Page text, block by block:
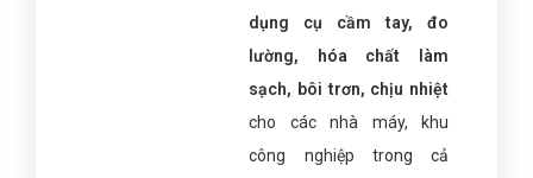
dụng cụ cầm tay, đo
lường, hóa chất làm
sạch, bôi trơn, chịu nhiệt
cho các nhà máy, khu
công nghiệp trong cả